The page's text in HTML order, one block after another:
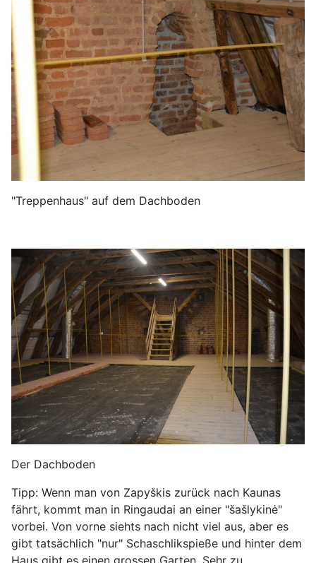
"Treppenhaus" auf dem Dachboden
Der Dachboden
Tipp: Wenn man von Zapyškis zurück nach Kaunas
fährt, kommt man in Ringaudai an einer "šašlykinė"
vorbei. Von vorne siehts nach nicht viel aus, aber es
gibt tatsächlich "nur" Schaschlikspieße und hinter dem